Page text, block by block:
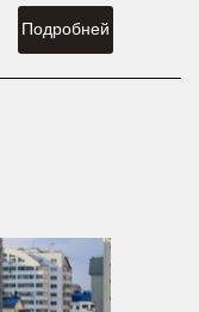
Подробней